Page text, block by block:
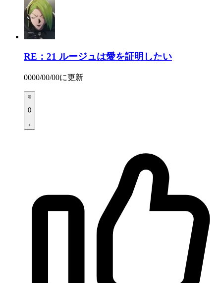
RE：21 ルージュは愛を証明したい
0000/00/00に更新
0